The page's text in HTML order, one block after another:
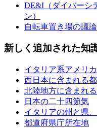
DE&I（ダイバーシ
ン）
自転車置き場の議
新しく追加された知
イタリア系アメリ
西日本に含まれる
北陸地方に含まれ
日本の二十四節気
イタリアの州と県
都道府県庁所在地